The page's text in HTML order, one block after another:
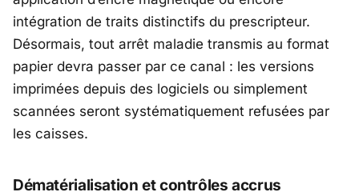
intégration de traits distinctifs du prescripteur.
Désormais, tout arrêt maladie transmis au format
papier devra passer par ce canal : les versions
imprimées depuis des logiciels ou simplement
scannées seront systématiquement refusées par
les caisses.
Dématérialisation et contrôles accrus